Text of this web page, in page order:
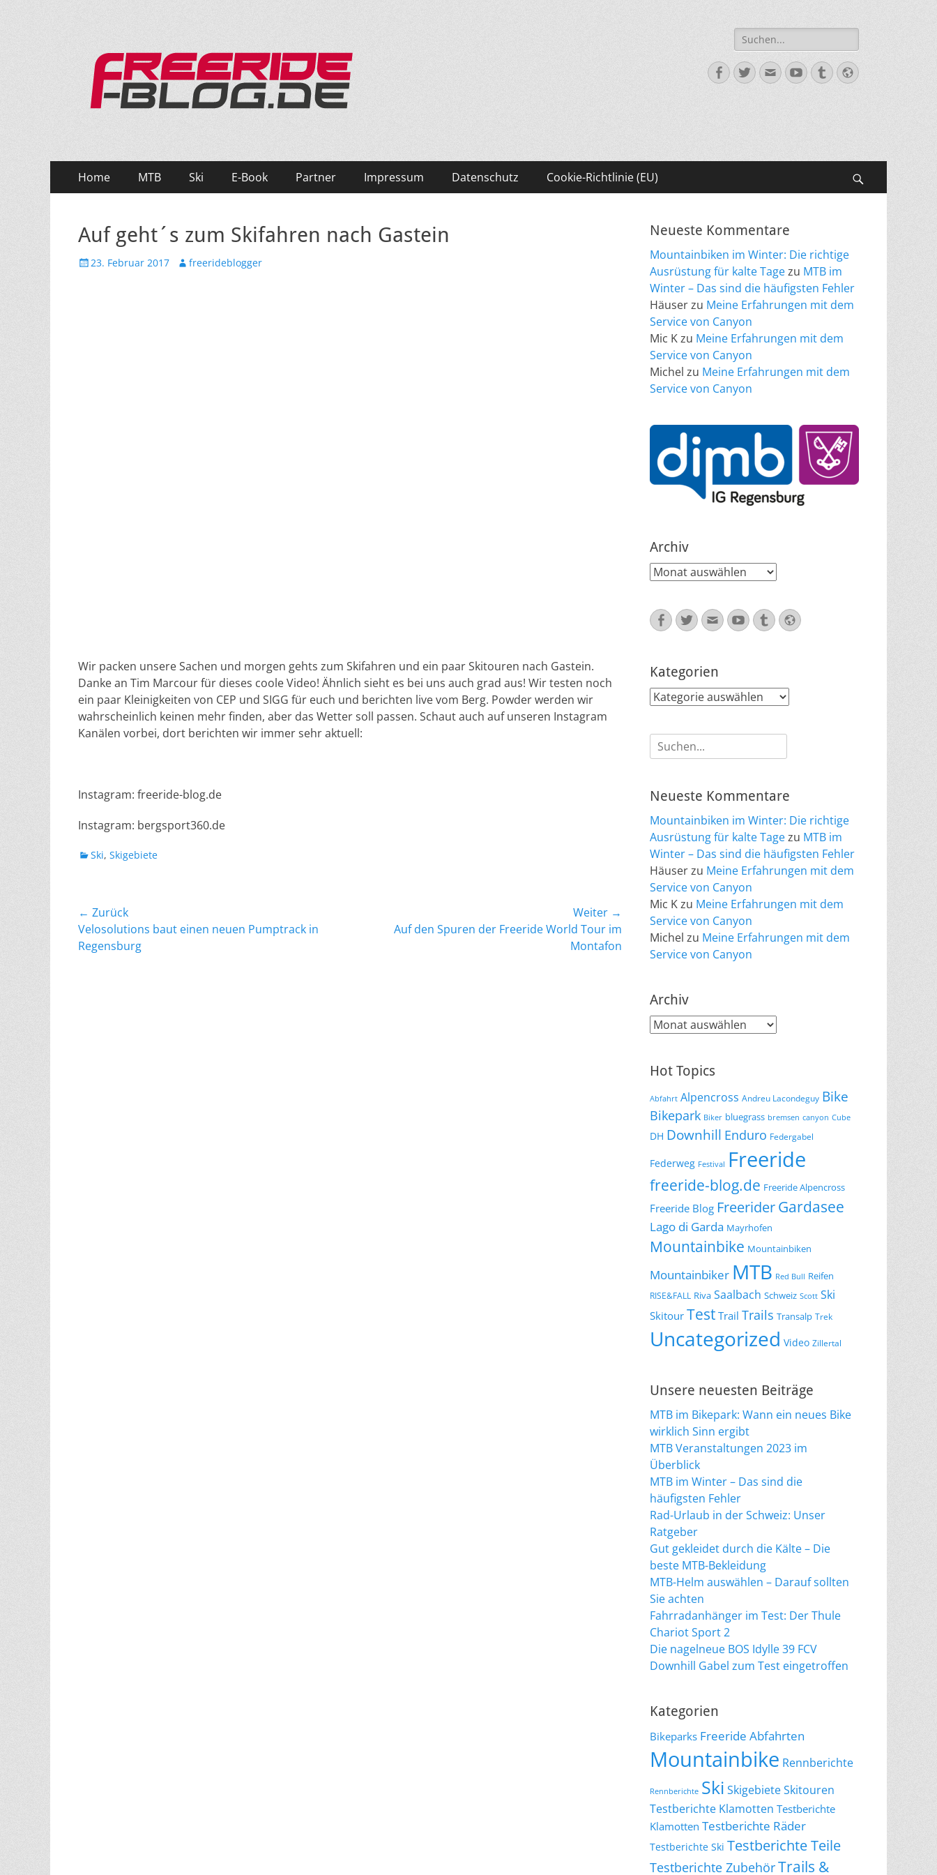
Suche
nach:
Facebook
Twitter
E-
Mail
YouTube
TumblrWebsite
Primäres
Menü
Inhalt
Home MTB Ski E-Book Partner Impressum Datenschutz Cookie-Richtlinie (EU)
Auf geht´s zum Skifahren nach Gastein
Veröffentlicht
23. Februar 2017 Autorfreerideblogger
Wir packen unsere Sachen und morgen gehts zum Skifahren und ein paar Skitouren nach Gastein.
Danke an Tim Marcour für dieses coole Video! Ähnlich sieht es bei uns auch grad aus! Wir testen noch
ein paar Kleinigkeiten von CEP und SIGG für euch und berichten live vom Berg. Powder werden wir
wahrscheinlich keinen mehr finden, aber das Wetter soll passen. Schaut auch auf unseren Instagram
Kanälen vorbei, dort berichten wir immer sehr aktuell:
Instagram: freeride-blog.de
Instagram: bergsport360.de
Kategorien
Ski, Skigebiete
Beitragsnavigation
← Zurück
Vorheriger
Beitrag:
Velosolutions baut einen neuen Pumptrack in
Regensburg
Weiter →
NächsterAuf den Spuren der Freeride World Tour im
Montafon
Neueste Kommentare
Mountainbiken im Winter: Die richtige
Ausrüstung für kalte Tagezu MTB im
Winter – Das sind die häufigsten Fehler
Häuserzu Meine Erfahrungen mit dem
Service von Canyon
Mic Kzu Meine Erfahrungen mit dem
Service von Canyon
Michel zu Meine Erfahrungen mit dem
Service von Canyon
Archiv
Archiv
Facebook
Twitter
E-
Mail
YouTube
TumblrWebsite
Kategorien
Kategorien
Suche
nach:
Neueste Kommentare
Mountainbiken im Winter: Die richtige
Ausrüstung für kalte Tagezu MTB im
Winter – Das sind die häufigsten Fehler
Häuserzu Meine Erfahrungen mit dem
Service von Canyon
Mic Kzu Meine Erfahrungen mit dem
Service von Canyon
Michel zu Meine Erfahrungen mit dem
Service von Canyon
Archiv
Archiv
Hot Topics
Abfahrt Alpencross Andreu Lacondeguy Bike
Bikepark Biker bluegrass bremsen canyon Cube
DH Downhill Enduro Federgabel
Federweg Festival Freeride
freeride-blog.de Freeride Alpencross
Freeride Blog FreeriderGardasee
Lago di Garda Mayrhofen
Mountainbike Mountainbiken
Mountainbiker MTB Red Bull Reifen
RISE&FALL Riva Saalbach Schweiz Scott Ski
Skitour Test Trail Trails Transalp Trek
Uncategorized Video Zillertal
Unsere neuesten Beiträge
MTB im Bikepark: Wann ein neues Bike
wirklich Sinn ergibt
MTB Veranstaltungen 2023 im
Überblick
MTB im Winter – Das sind die
häufigsten Fehler
Rad-Urlaub in der Schweiz: Unser
Ratgeber
Gut gekleidet durch die Kälte – Die
beste MTB-Bekleidung
MTB-Helm auswählen – Darauf sollten
Sie achten
Fahrradanhänger im Test: Der Thule
Chariot Sport 2
Die nagelneue BOS Idylle 39 FCV
Downhill Gabel zum Test eingetroffen
Kategorien
Bikeparks Freeride Abfahrten
Mountainbike Rennberichte
Rennberichte Ski SkigebieteSkitouren
Testberichte Klamotten Testberichte
Klamotten Testberichte Räder
Testberichte Ski Testberichte Teile
Testberichte ZubehörTrails &